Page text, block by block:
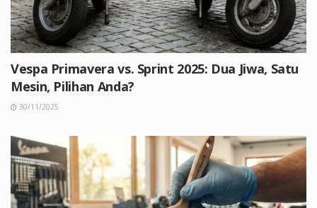
Vespa Primavera vs. Sprint 2025: Dua Jiwa, Satu
Mesin, Pilihan Anda?
30/11/2025